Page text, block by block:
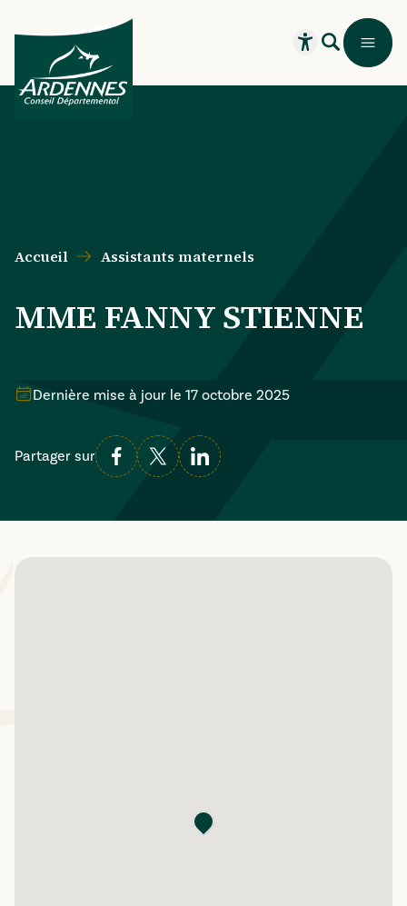
Recherche
Ouvrir leMenu
Accueil Assistants maternels
MME FANNY STIENNE
Dernière mise à jour le 17 octobre 2025
Partager sur